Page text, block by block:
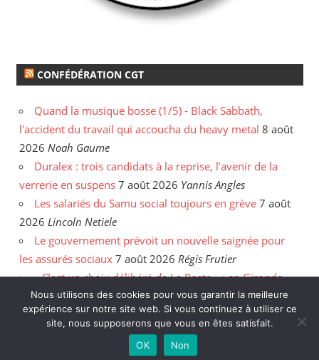
CONFÉDÉRATION CGT
Quand la musique bosse (1/5) - Black Sabbath,
l'accident du travail qui accoucha du heavy metal 8 août
2026 Noah Gaume
Duralex : trois candidats à la reprise, l’avenir de la
verrerie en suspens 7 août 2026 Yannis Angles
Les salariés du Samu social toujours en grève 7 août
2026 Lincoln Netiele
Le gouvernement prévoit un nouvelle saignée pour
les assurés sociaux 7 août 2026 Régis Frutier
« C’est un choix délibéré de La Poste » : en Gironde,
les postiers sommés de rattraper leurs heures 6 août
2026 Yannis Angles
Nous utilisons des cookies pour vous garantir la meilleure
expérience sur notre site web. Si vous continuez à utiliser ce
site, nous supposerons que vous en êtes satisfait.
OK
Non